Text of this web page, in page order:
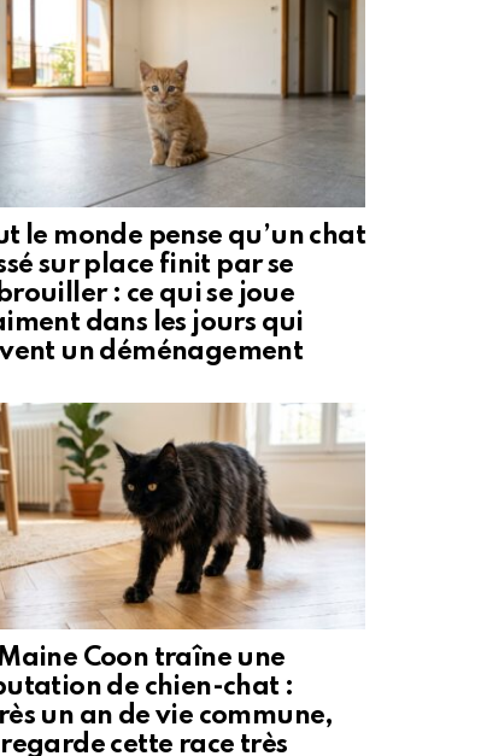
le monde pense qu’un chat
sur place finit par se
: ce qui se joue
dans les jours qui
un déménagement
Maine Coon traîne une
de chien-chat :
un an de vie commune,
cette race très